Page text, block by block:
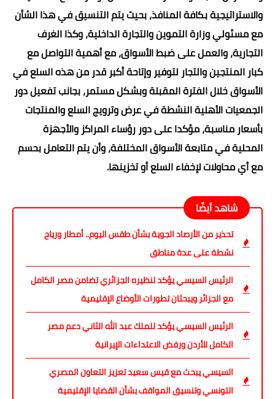
والاستراتيجية بكافة المنافذ، بحيث يتم التنسيق في هذا الشأن
مع مسئولي وزارة التموين والتجارة الداخلية، وكذا الغرف
التجارية، والعمل على ضبط الأسواق، مع أهمية التواصل مع
كبار المنتجين والتجار لتوفير وإتاحة أكبر قدر من هذه السلع في
الأسواق خلال الفترة المقبلة وبشكل مستمر، بجانب تفعيل دور
الجمعيات الأهلية النشطة في عرض وترويج السلع والمنتجات
بأسعار مناسبة، مؤكدا على دور رؤساء المراكز والأجهزة
المحلية في متابعة الأسواق المختلفة، وأن يتم التعامل بحسم
مع أي محاولات لإخفاء السلع أو تخزينها.
شاهد أيضًا
تحذير من الأرصاد الجوية بشأن طقس اليوم.. أمطار ورياح
نشطة على عدة مناطق
الرئيس السيسي يؤكد لنظيره الجزائري تضامن مصر الكامل
مع الجزائر ويبحثان تطورات الأوضاع الإقليمية
الرئيس السيسي يؤكد للملك عبد الله الثاني دعم مصر
الكامل للأردن ورفض الاعتداءات الإيرانية
السيسي يبحث مع قيس سعيد تعزيز التعاون المصري
التونسي وتنسيق المواقف بشأن القضايا الإقليمية